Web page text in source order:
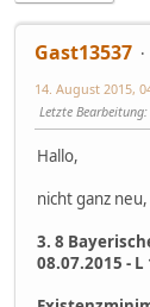
Gast13537
14. August 2015,
Letzte Bearbeitung
Hallo,
nicht ganz
3. 8
08.07.2015 - L